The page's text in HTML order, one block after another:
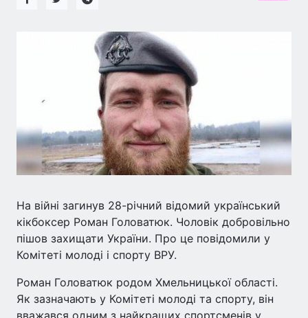
На війні загинув 28-річний відомий український
кікбоксер Роман Головатюк. Чоловік добровільно
пішов захищати України. Про це повідомили у
Комітеті молоді і спорту ВРУ.
Роман Головатюк родом Хмельницької області.
Як зазначають у Комітеті молоді та спорту, він